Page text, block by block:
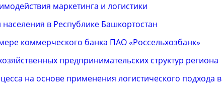
маркетинга и логистики
в Республике Башкортостан
коммерческого банка ПАО «Россельхозбанк»
предпринимательских структур региона
на основе применения логистического подхода в